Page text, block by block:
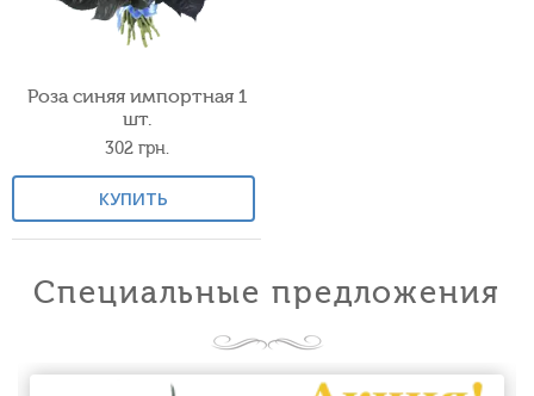
Роза синяя импортная 1
шт.
302 грн.
КУПИТЬ
Специальные предложения